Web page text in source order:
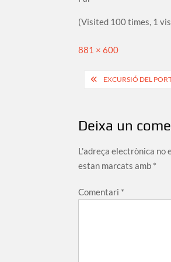
(Visited 100 times, 1
Full
881 × 600
Navegació
EXCURSIÓ DEL
Deixa un
L'adreça electrònica no
estan marcats amb *
Comentari *